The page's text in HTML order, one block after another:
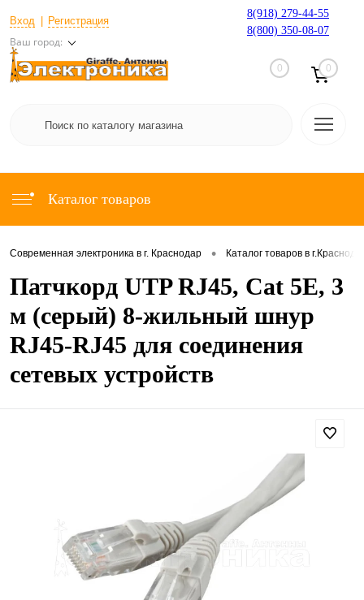
Вход Регистрация
Ваш город:
8(918) 279-44-55
8(800) 350-08-07
0 0
Каталог товаров
Современная электроника в г. Краснодар • Каталог товаров в
Патчкорд UTP RJ45, Cat 5E, 3
м (серый) 8-жильный шнур
RJ45-RJ45 для соединения
сетевых устройств